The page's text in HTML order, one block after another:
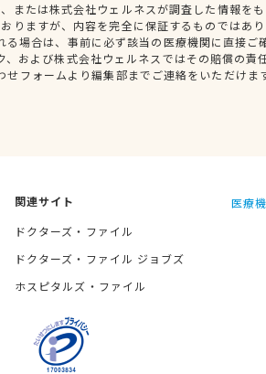
または株式会社ウェルネスが調査した情報を
りますが、内容を完全に保証するものではあ
場合は、事前に必ず該当の医療機関に直接ご
および株式会社ウェルネスではその賠償の責
フォームより編集部までご連絡をいただけま
関連サイト
ドクターズ・ファイル
ドクターズ・ファイル ジョブズ
ホスピタルズ・ファイル
医療